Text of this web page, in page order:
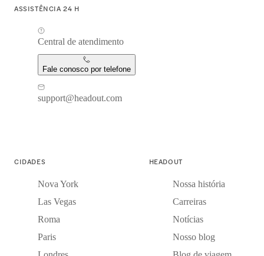
ASSISTÊNCIA 24 H
Central de atendimento
Fale conosco por telefone
support@headout.com
CIDADES
Nova York
Las Vegas
Roma
Paris
HEADOUT
Nossa história
Carreiras
Notícias
Nosso blog